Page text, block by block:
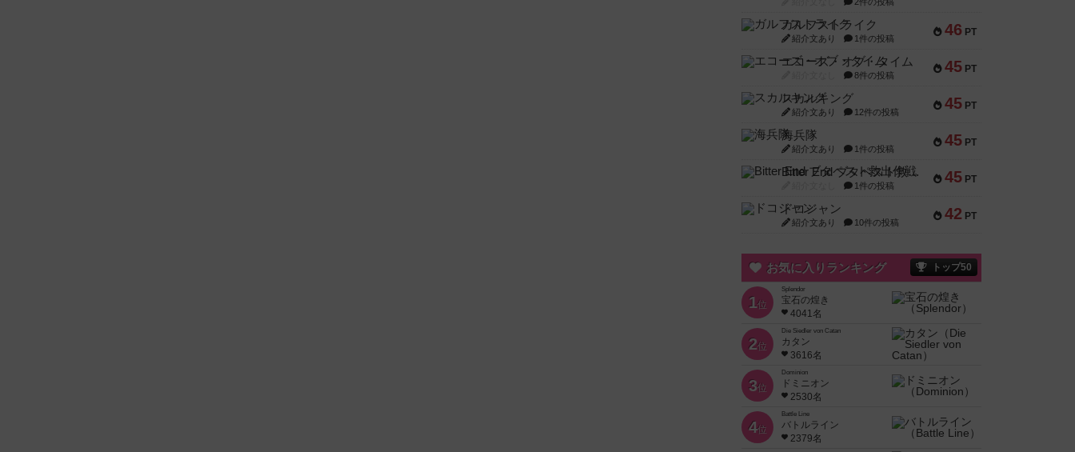
46 PT
ガルフストライク
紹介文あり 1件の投稿
45 PT
エコーズ・オブ・タイム
8件の投稿
45 PT
スカルキング
紹介文あり 12件の投稿
45 PT
海兵隊
紹介文あり 1件の投稿
45 PT
Bitter End ブタペスト救出作戦
1件の投稿
42 PT
ドコジャン
紹介文あり 10件の投稿
お気に入りランキング トップ50
1位
Splendor
宝石の煌き
4041名
2位
Die Siedler von Catan
カタン
3616名
3位
Dominion
ドミニオン
2530名
4位
Battle Line
バトルライン
2379名